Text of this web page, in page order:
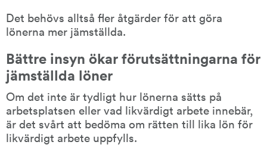
Det behövs alltså fler åtgärder för att göra
lönerna mer jämställda.
Bättre insyn ökar förutsättningarna för
jämställda löner
Om det inte är tydligt hur lönerna sätts på
arbetsplatsen eller vad likvärdigt arbete innebär,
är det svårt att bedöma om rätten till lika lön för
likvärdigt arbete uppfylls.